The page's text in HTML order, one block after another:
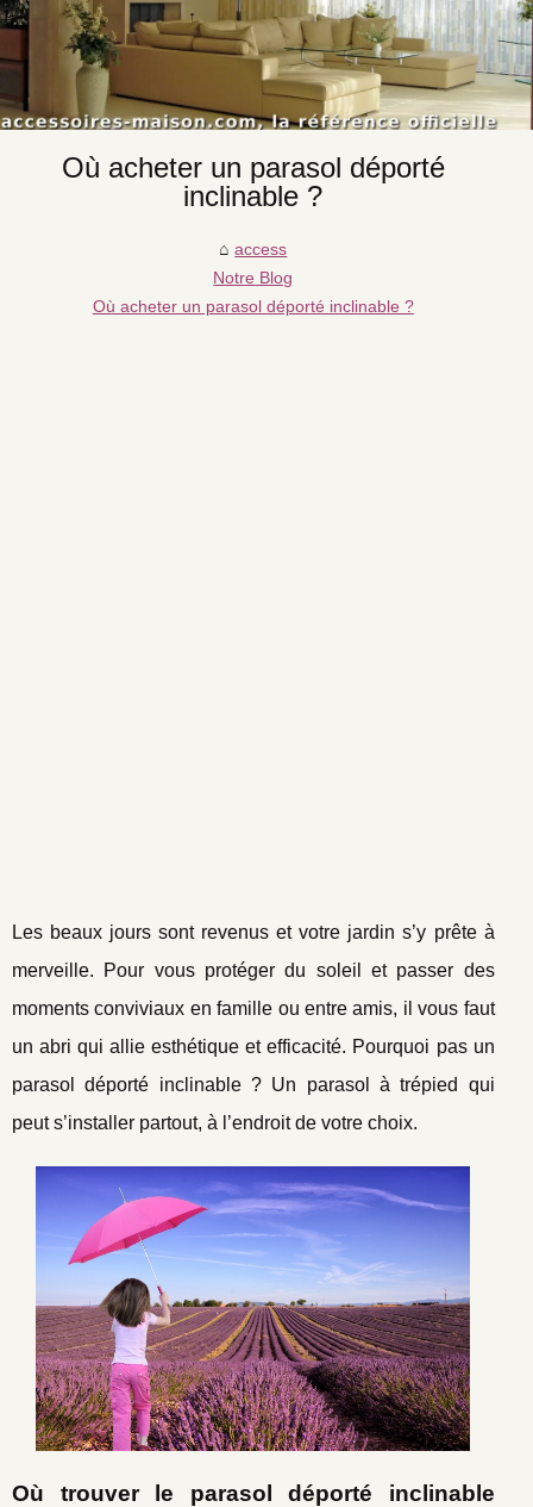
Où acheter un parasol déporté
inclinable ?
access
Notre Blog
Où acheter un parasol déporté inclinable ?
Les beaux jours sont revenus et votre jardin s’y prête à
merveille. Pour vous protéger du soleil et passer des
moments conviviaux en famille ou entre amis, il vous faut
un abri qui allie esthétique et efficacité. Pourquoi pas un
parasol déporté inclinable ? Un parasol à trépied qui
peut s’installer partout, à l’endroit de votre choix.
Où trouver le parasol déporté inclinable